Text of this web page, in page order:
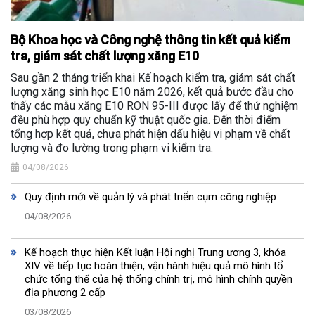
Bộ Khoa học và Công nghệ thông tin kết quả kiểm
tra, giám sát chất lượng xăng E10
Sau gần 2 tháng triển khai Kế hoạch kiểm tra, giám sát chất
lượng xăng sinh học E10 năm 2026, kết quả bước đầu cho
thấy các mẫu xăng E10 RON 95-III được lấy để thử nghiệm
đều phù hợp quy chuẩn kỹ thuật quốc gia. Đến thời điểm
tổng hợp kết quả, chưa phát hiện dấu hiệu vi phạm về chất
lượng và đo lường trong phạm vi kiểm tra.
04/08/2026
Quy định mới về quản lý và phát triển cụm công nghiệp
04/08/2026
Kế hoạch thực hiện Kết luận Hội nghị Trung ương 3, khóa
XIV về tiếp tục hoàn thiện, vận hành hiệu quả mô hình tổ
chức tổng thể của hệ thống chính trị, mô hình chính quyền
địa phương 2 cấp
03/08/2026